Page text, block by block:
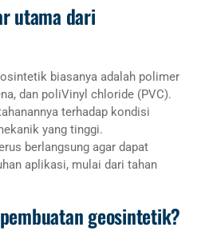
utama dari
biasanya adalah polimer
dan poliVinyl chloride (PVC).
terhadap kondisi
yang tinggi.
berlangsung agar dapat
aplikasi, mulai dari tahan
geosintetik?